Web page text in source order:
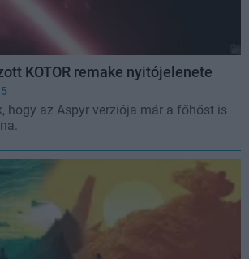
KOTOR remake nyitójelenete
hogy az Aspyr verziója már a főhőst is